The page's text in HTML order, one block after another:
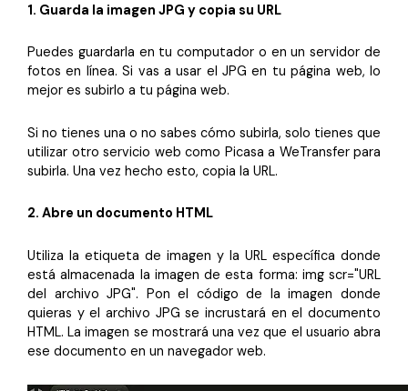
1. Guarda la imagen JPG y copia su URL
Puedes guardarla en tu computador o en un servidor de
fotos en línea. Si vas a usar el JPG en tu página web, lo
mejor es subirlo a tu página web.
Si no tienes una o no sabes cómo subirla, solo tienes que
utilizar otro servicio web como Picasa a WeTransfer para
subirla. Una vez hecho esto, copia la URL.
2. Abre un documento HTML
Utiliza la etiqueta de imagen y la URL específica donde
está almacenada la imagen de esta forma: img scr="URL
del archivo JPG". Pon el código de la imagen donde
quieras y el archivo JPG se incrustará en el documento
HTML. La imagen se mostrará una vez que el usuario abra
ese documento en un navegador web.